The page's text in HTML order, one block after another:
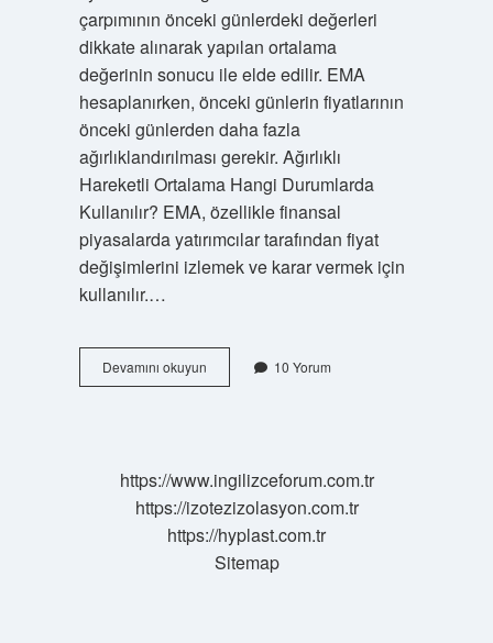
çarpımının önceki günlerdeki değerleri
dikkate alınarak yapılan ortalama
değerinin sonucu ile elde edilir. EMA
hesaplanırken, önceki günlerin fiyatlarının
önceki günlerden daha fazla
ağırlıklandırılması gerekir. Ağırlıklı
Hareketli Ortalama Hangi Durumlarda
Kullanılır? EMA, özellikle finansal
piyasalarda yatırımcılar tarafından fiyat
değişimlerini izlemek ve karar vermek için
kullanılır.…
Devamını okuyunAğırlıklı
hareketli
10 Yorum
https://www.ingilizceforum.com.tr
https://izotezizolasyon.com.tr
https://hyplast.com.tr
Sitemap